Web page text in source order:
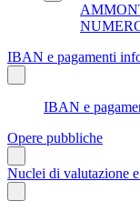
IBAN e pagamenti
IBAN e
Opere pubbliche
Nuclei di valutazione